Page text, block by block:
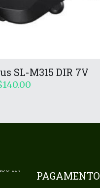
SL-M315 DIR 7V
140.00
PAGAMENTO